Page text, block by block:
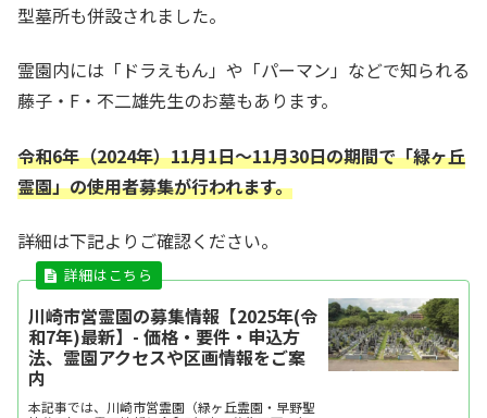
型墓所も併設されました。
霊園内には「ドラえもん」や「パーマン」などで知られる
藤子・F・不二雄先生のお墓もあります。
令和6年（2024年）11月1日～11月30日の期間で「緑ヶ丘
霊園」の使用者募集が行われます。
詳細は下記よりご確認ください。
川崎市営霊園の募集情報【2025年(令
和7年)最新】- 価格・要件・申込方
法、霊園アクセスや区画情報をご案
内
本記事では、川崎市営霊園（緑ヶ丘霊園・早野聖